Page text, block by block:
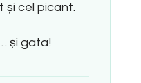
și cel picant.
și gata!